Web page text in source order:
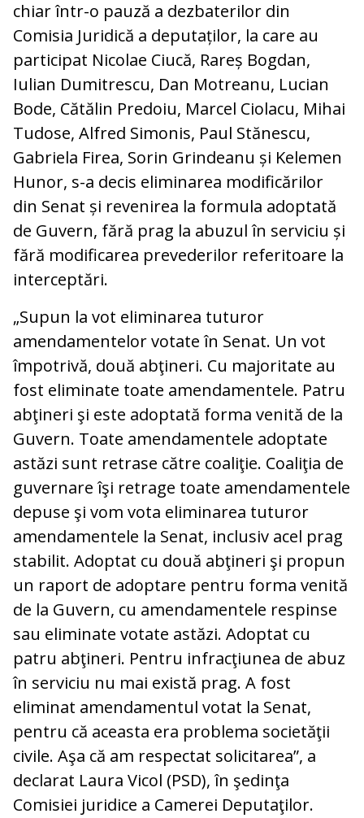
chiar într-o pauză a dezbaterilor din
Comisia Juridică a deputaților, la care au
participat Nicolae Ciucă, Rareș Bogdan,
Iulian Dumitrescu, Dan Motreanu, Lucian
Bode, Cătălin Predoiu, Marcel Ciolacu, Mihai
Tudose, Alfred Simonis, Paul Stănescu,
Gabriela Firea, Sorin Grindeanu și Kelemen
Hunor, s-a decis eliminarea modificărilor
din Senat și revenirea la formula adoptată
de Guvern, fără prag la abuzul în serviciu și
fără modificarea prevederilor referitoare la
interceptări.
„Supun la vot eliminarea tuturor
amendamentelor votate în Senat. Un vot
împotrivă, două abţineri. Cu majoritate au
fost eliminate toate amendamentele. Patru
abţineri şi este adoptată forma venită de la
Guvern. Toate amendamentele adoptate
astăzi sunt retrase către coaliţie. Coaliţia de
guvernare îşi retrage toate amendamentele
depuse şi vom vota eliminarea tuturor
amendamentele la Senat, inclusiv acel prag
stabilit. Adoptat cu două abţineri şi propun
un raport de adoptare pentru forma venită
de la Guvern, cu amendamentele respinse
sau eliminate votate astăzi. Adoptat cu
patru abţineri. Pentru infracţiunea de abuz
în serviciu nu mai există prag. A fost
eliminat amendamentul votat la Senat,
pentru că aceasta era problema societăţii
civile. Aşa că am respectat solicitarea”, a
declarat Laura Vicol (PSD), în şedinţa
Comisiei juridice a Camerei Deputaţilor.